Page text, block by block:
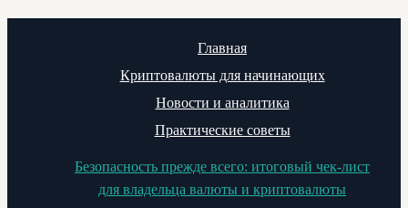
Главная
Криптовалюты для начинающих
Новости и аналитика
Практические советы
Безопасность прежде всего: итоговый чек-лист
для владельца валюты и криптовалюты